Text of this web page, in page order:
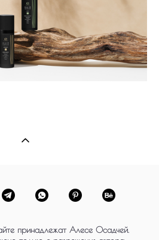
принадлежат Алесе Осадчей.